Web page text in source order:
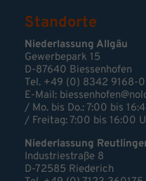
Standorte
Niederlassung Allgäu
Gewerbepark 15
D-87640 Biessenhofen
Tel. +49 (0) 8342 9168-0
E-Mail:
/ Mo. bis Do.: 7:00 bis
/ Freitag: 7:00 bis 16:00
Niederlassung
Industriestraße 8
D-72585 Riederich